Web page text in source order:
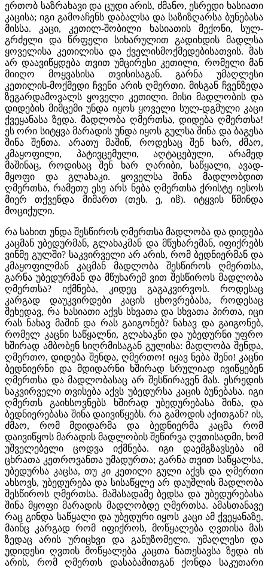
ერთობ საზრახავი და ცუდი არის, ძმანო, ესრედი ხასიათი
კაცისა; იგი გამოაჩენს დაბალსა და საზიზღარსა ბუნებასა
მისსა. კაცი, კეთილ-შობილი ხასიათის მექონი, სულ-
გრძელი და წრფელი სიხარულით გადიხდის მადლსა
ყოველისა კეთილისა და ქველისმოქმედებისათვის. მას
არ დაავიწყდება თვით უმცირესი კეთილი, რომელი მან
მიიღო მოყვასისა თვისისაგან. გარნა უმაღლესი
კეთილის-მოქმედი ჩვენი არის ღმერთი. მისგან ჩვენზედა
ზეგარდამოვალს ყოველი კეთილი. მისი მადლობის და
დიდების მიმცემი უნდა იყოს ყოველი სულ-დგმული კაცი
ქვეყანასა ზედა. მადლობა ღმერთსა, დიდება ღმერთსა!
ეს ორი სიტყვა მარადის უნდა იყოს გულსა შინა და ბაგესა
შინა შენთა. არათუ მაშინ, როდესაც შენ ხარ, ძმაო,
კმაყოფილი, პატივცემული, აღტაცებული, არამედ
მაშინაც, როდისაც შენ ხარ ღარიბი, საწყალი, ავად-
მყოფი და გლახაკი. ყოველსა შინა მადლობდით
ღმერთსა, რამეთუ ესე არს ნება ღმერთსა ქრისტე იესოს
მიერ თქვენდა მიმართ (თეს. ე, იჱ). იტყვის წმინდა
მოციქული.
რა სახით უნდა შესწიროს ღმერთსა მადლობა და დიდება
კაცმან უბედურმან, გლახაკმან და მწუხარემან, იფიქრებს
ვინმე გულში? საკვირველი არ არის, რომ ბედნიერმან და
კმაყოფილმან კაცმან მადლობა შესწიროს ღმერთსა,
გარნა უბედურმან და მწუხარემ ვით შესწიროს მადლობა
ღმერთსა? იქმნება, კიდეც გაგაკვირვოს. როდესაც
კარგად დაუკვირდები კაცის ცხოვრებასა, როდესაც
შეხედავ, რა ხასიათი აქვს სხვათა და სხვათა პირთა, იცი
რას ნახავ მაშინ და რას გაიგონებ? ნახავ და გაიგონებ,
რომელ კაცნი საწყალნი, გლახაკნი და უბედურნი უფრო
ხშირად ამბობენ სიღრმისაგან გულისა: მადლობა შენდა,
ღმერთო, დიდება შენდა, ღმერთო! იყავ ნება შენი! კაცნი
ბედნიერნი და მდიდარნი ხშირად სრულიად ივიწყებენ
ღმერთსა და მადლობასაც არ შესწირავენ მას. ესრედის
საკვირველი თვისება აქვს უბედურსა კაცის ბუნებასა. იგი
ღმერთს გაიხსოვნებს ხშირად უბედურებასა შინა, და
ბედნიერებასა შინა დაივიწყებს. რა გამოდის აქითგან? ის,
ძმაო, რომ მდიდარმა და ბედნიერმა კაცმა რომ
დაივიწყოს მარადის მადლობის შეწირვა ღვთისადმი, ხომ
უშველებელი ცოდვა იქმნება. იგი დაემგზავსება იმ
ცხრათა კეთროვანთა უმადურთა; გარნა თვით საწყალსა,
უბედურსა კაცსა, თუ კი კეთილი გული აქვს და ღმერთი
ახსოვს, უბედურება და სისაწყლე არ დაუშლის მადლობა
შესწიროს ღმერთსა. მაშასადამე ბედსა და უბედურებასა
შინა მყოფი მარადის მადლობდე ღმერთსა. ამასთანავე
რაც გინდა საწყალი და უბედური იყოს კაცი ამ ქვეყანაზე,
მაინც კარგად რომ იფიქროს, მოწყალება ღვთისა მას
ზედაც არის ურიცხვი და განუზომელი. უმაღლესი და
უდიდესი ღვთის მოწყალება კაცთა ნათესავსა ზედა ის
არის, რომ ღმერთს დასაბამითგან ქონდა საკუთარი